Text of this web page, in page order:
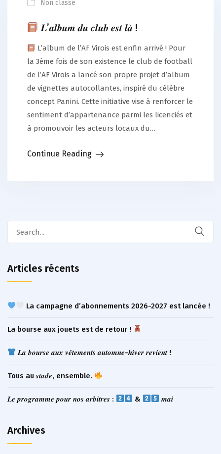
Non classé
𝑳’𝒂𝒍𝒃𝒖𝒎 𝒅𝒖 𝒄𝒍𝒖𝒃 𝒆𝒔𝒕 𝒍𝒂̀ !
L’album de l’AF Virois est enfin arrivé ! Pour
la 3ème fois de son existence le club de football
de l’AF Virois a lancé son propre projet d’album
de vignettes autocollantes, inspiré du célèbre
concept Panini. Cette initiative vise à renforcer le
sentiment d’appartenance parmi les licenciés et
à promouvoir les acteurs locaux du…
Continue Reading
Articles récents
La campagne d’abonnements 2026-2027 est lancée !
La bourse aux jouets est de retour !
𝑳𝒂 𝒃𝒐𝒖𝒓𝒔𝒆 𝒂𝒖𝒙 𝒗𝒆̂𝒕𝒆𝒎𝒆𝒏𝒕𝒔 𝒂𝒖𝒕𝒐𝒎𝒏𝒆-𝒉𝒊𝒗𝒆𝒓 𝒓𝒆𝒗𝒊𝒆𝒏𝒕 !
Tous au 𝒔𝒕𝒂𝒅𝒆, ensemble.
𝑳𝒆 𝒑𝒓𝒐𝒈𝒓𝒂𝒎𝒎𝒆 𝒑𝒐𝒖𝒓 𝒏𝒐𝒔 𝒂𝒓𝒃𝒊𝒕𝒓𝒆𝒔 : & 𝒎𝒂𝒊
Archives